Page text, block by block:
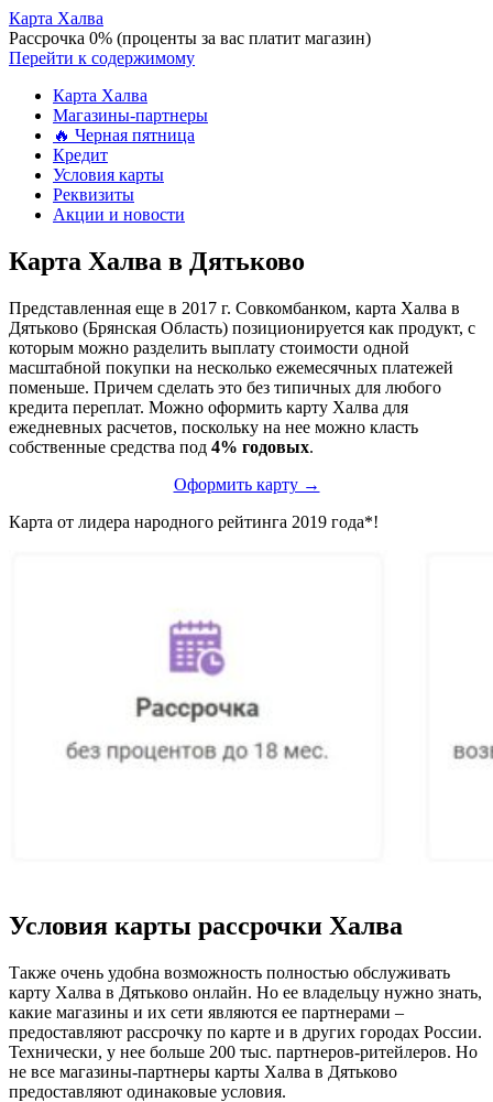
Карта Халва
Рассрочка 0% (проценты за вас платит магазин)
Перейти к содержимому
Карта Халва
Магазины-партнеры
🔥 Черная пятница
Кредит
Условия карты
Реквизиты
Акции и новости
Карта Халва в Дятьково
Представленная еще в 2017 г. Совкомбанком, карта Халва в
Дятьково (Брянская Область) позиционируется как продукт, с
которым можно разделить выплату стоимости одной
масштабной покупки на несколько ежемесячных платежей
поменьше. Причем сделать это без типичных для любого
кредита переплат. Можно оформить карту Халва для
ежедневных расчетов, поскольку на нее можно класть
собственные средства под 4% годовых.
Оформить карту →
Карта от лидера народного рейтинга 2019 года*!
Условия карты рассрочки Халва
Также очень удобна возможность полностью обслуживать
карту Халва в Дятьково онлайн. Но ее владельцу нужно знать,
какие магазины и их сети являются ее партнерами –
предоставляют рассрочку по карте и в других городах России.
Технически, у нее больше 200 тыс. партнеров-ритейлеров. Но
не все магазины-партнеры карты Халва в Дятьково
предоставляют одинаковые условия.